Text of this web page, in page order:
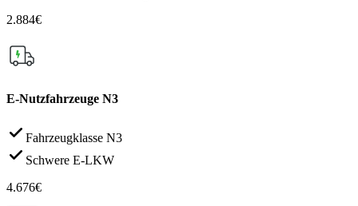
2.884€
E-Nutzfahrzeuge N3
Fahrzeugklasse N3
Schwere E-LKW
4.676€